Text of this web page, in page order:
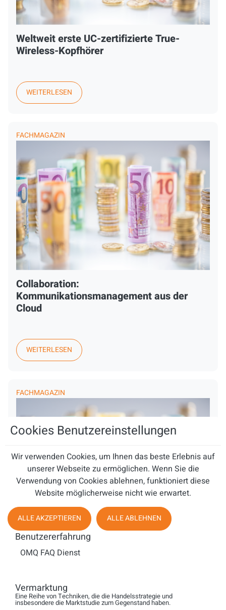
Weltweit erste UC-zertifizierte True-
Wireless-Kopfhörer
WEITERLESEN
FACHMAGAZIN
Collaboration:
Kommunikationsmanagement aus der
Cloud
WEITERLESEN
FACHMAGAZIN
Enghouse Interactive unterstützt Kinder
und Jugendliche
WEITERLESEN
Cookies Benutzereinstellungen
Wir verwenden Cookies, um Ihnen das beste Erlebnis auf
unserer Webseite zu ermöglichen. Wenn Sie die
Verwendung von Cookies ablehnen, funktioniert diese
Website möglicherweise nicht wie erwartet.
ALLE AKZEPTIEREN ALLE ABLEHNEN
Benutzererfahrung
OMQ FAQ Dienst
Vermarktung
Eine Reihe von Techniken, die die Handelsstrategie und
insbesondere die Marktstudie zum Gegenstand haben.